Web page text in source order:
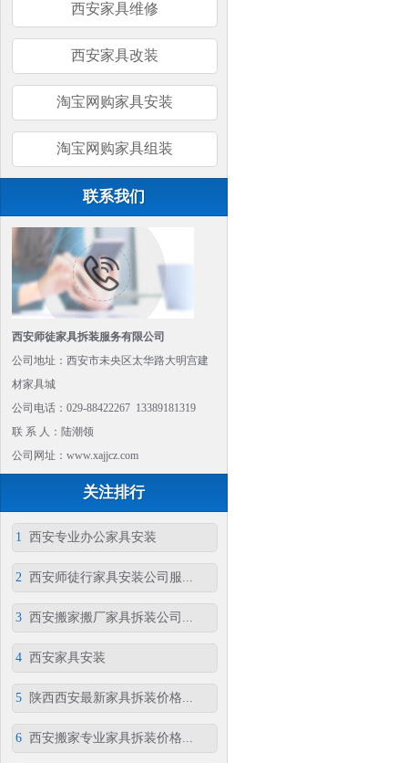
西安家具维修
西安家具改装
淘宝网购家具安装
淘宝网购家具组装
联系我们
西安师徒家具拆装服务有限公司
公司地址：西安市未央区太华路大明宫建
材家具城
公司电话：029-88422267 13389181319
联 系 人：陆潮领
公司网址：www.xajjcz.com
关注排行
1 西安专业办公家具安装
2 西安师徒行家具安装公司服...
3 西安搬家搬厂家具拆装公司...
4 西安家具安装
5 陕西西安最新家具拆装价格...
6 西安搬家专业家具拆装价格...